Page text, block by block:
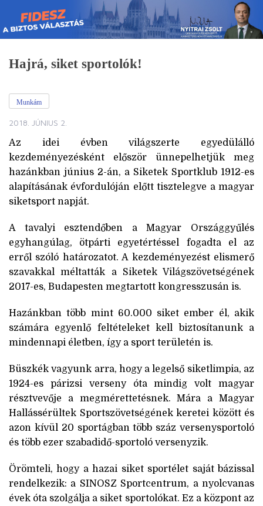
Skip
to
content
Hajrá, siket sportolók!
Munkám
2018. JÚNIUS 2.
Az idei évben világszerte egyedülálló
kezdeményezésként először ünnepelhetjük meg
hazánkban június 2-án, a Siketek Sportklub 1912-es
alapításának évfordulóján előtt tisztelegve a magyar
siketsport napját.
A tavalyi esztendőben a Magyar Országgyűlés
egyhangúlag, ötpárti egyetértéssel fogadta el az
erről szóló határozatot. A kezdeményezést elismerő
szavakkal méltatták a Siketek Világszövetségének
2017-es, Budapesten megtartott kongresszusán is.
Hazánkban több mint 60.000 siket ember él, akik
számára egyenlő feltételeket kell biztosítanunk a
mindennapi életben, így a sport területén is.
Büszkék vagyunk arra, hogy a legelső siketlimpia, az
1924-es párizsi verseny óta mindig volt magyar
résztvevője a megmérettetésnek. Mára a Magyar
Hallássérültek Sportszövetségének keretei között és
azon kívül 20 sportágban több száz versenysportoló
és több ezer szabadidő-sportoló versenyzik.
Örömteli, hogy a hazai siket sportélet saját bázissal
rendelkezik: a SINOSZ Sportcentrum, a nyolcvanas
évek óta szolgálja a siket sportolókat. Ez a központ az